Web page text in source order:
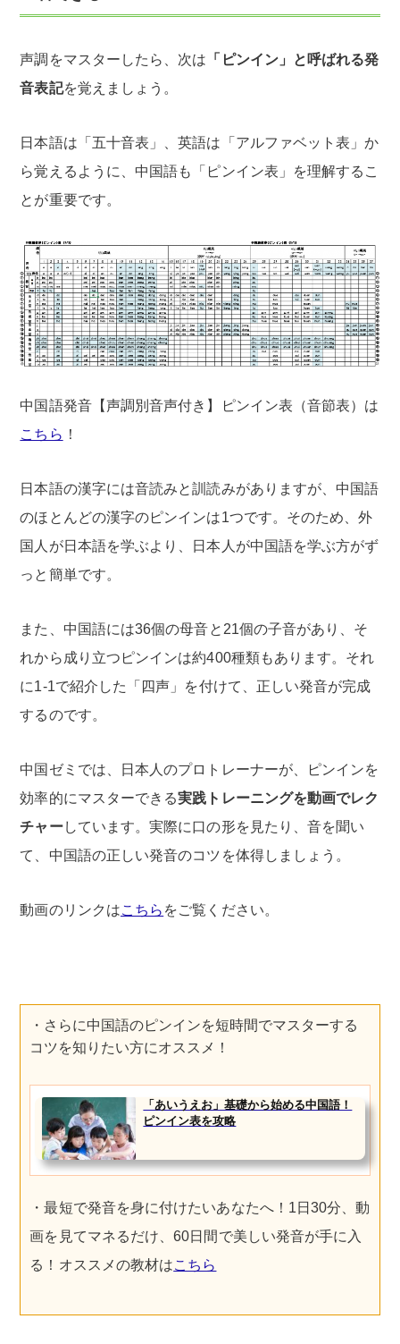
声調をマスターしたら、次は 「ピンイン」と呼ばれる発
音表記を覚えましょう。
日本語は「五十音表」、英語は「アルファベット表」か
ら覚えるように、中国語も「ピンイン表」を理解するこ
とが重要です。
中国語発音【声調別音声付き】ピンイン表（音節表）は
こちら ！
日本語の漢字には音読みと訓読みがありますが、中国語
のほとんどの漢字のピンインは1つです。そのため、外
国人が日本語を学ぶより、日本人が中国語を学ぶ方がず
っと簡単です。
また、中国語には36個の母音と21個の子音があり、そ
れから成り立つピンインは約400種類もあります。それ
に1-1で紹介した「四声」を付けて、正しい発音が完成
するのです。
中国ゼミでは、日本人のプロトレーナーが、ピンインを
効率的にマスターできる実践トレーニングを動画でレク
チャーしています。実際に口の形を見たり、音を聞い
て、中国語の正しい発音のコツを体得しましょう。
動画のリンクはこちら をご覧ください。
・さらに中国語のピンインを短時間でマスターする
コツを知りたい方にオススメ！
「あいうえお」基礎から始める中国語！
ピンイン表を攻略
・最短で発音を身に付けたいあなたへ！1日30分、動
画を見てマネるだけ、60日間で美しい発音が手に入
る！オススメの教材はこちら